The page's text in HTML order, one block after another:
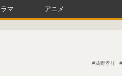
ラマ アニメ
蔵野孝洋